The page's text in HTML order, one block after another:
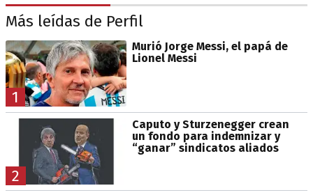
Más leídas de Perfil
1
Murió Jorge Messi, el papá de
Lionel Messi
2
Caputo y Sturzenegger crean
un fondo para indemnizar y
“ganar” sindicatos aliados